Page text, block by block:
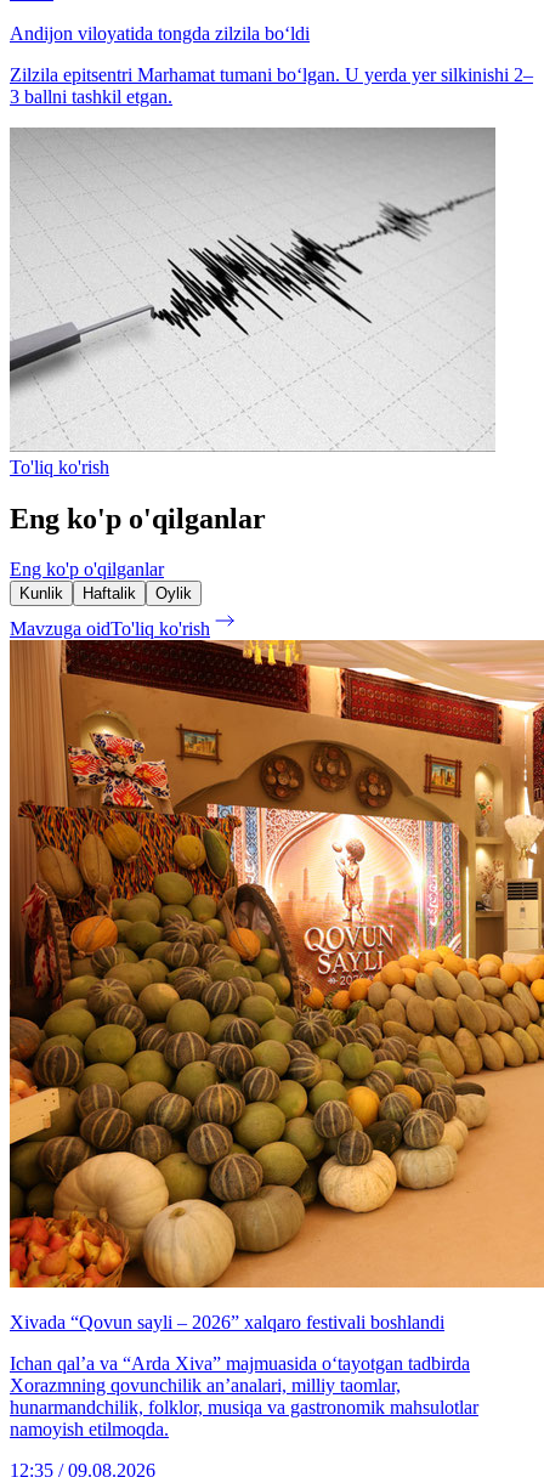
Andijon viloyatida tongda zilzila bo‘ldi
Zilzila epitsentri Marhamat tumani bo‘lgan. U yerda yer silkinishi 2–
3 ballni tashkil etgan.
To'liq ko'rish
Eng ko'p o'qilganlar
Eng ko'p o'qilganlar
Kunlik Haftalik Oylik
Mavzuga oidTo'liq ko'rish
Xivada “Qovun sayli – 2026” xalqaro festivali boshlandi
Ichan qal’a va “Arda Xiva” majmuasida o‘tayotgan tadbirda
Xorazmning qovunchilik an’analari, milliy taomlar,
hunarmandchilik, folklor, musiqa va gastronomik mahsulotlar
namoyish etilmoqda.
12:35 / 09.08.2026